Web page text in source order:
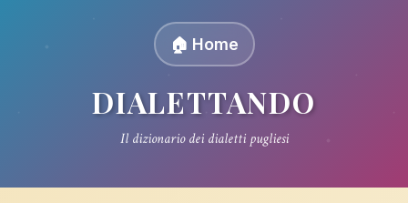
🏠 Home
DIALETTANDO
Il dizionario dei dialetti pugliesi